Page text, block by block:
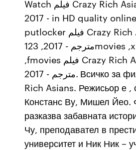
Watch فيلم Crazy Rich Asians 2018 مترجم
- 2017 in HD quality online for free,
putlocker فيلم Crazy Rich Asians 2018
مترجم - 2017, 123movies ,xmovies8
,fmovies فيلم Crazy Rich Asians 2018
مترجم - 2017. Всичко за филма Crazy
Rich Asians. Режисьор е ,
Констанс Ву, Мишел Йео.
разказва забавната
Чу, преподавател в
университет и Ник Ник –